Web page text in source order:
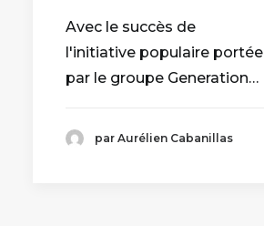
Avec le succès de
l'initiative populaire portée
par le groupe Generation…
par Aurélien Cabanillas